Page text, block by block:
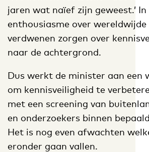
jaren wat naïef zijn geweest.’
enthousiasme over
verdwenen zorgen over
naar de achtergrond.
Dus werkt de minister aan een
om kennisveiligheid te
met een screening van
en onderzoekers binnen
Het is nog even afwachten
eronder gaan vallen.